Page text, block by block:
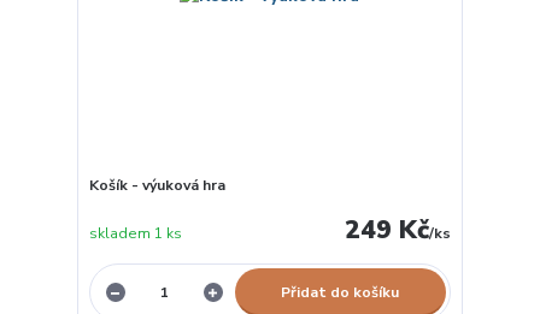
Košík - výuková hra
249 Kč/ks
skladem 1 ks
Přidat do košíku